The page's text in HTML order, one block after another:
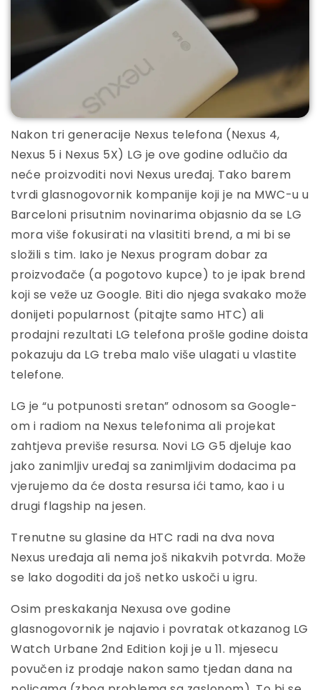
Nakon tri generacije Nexus telefona (Nexus 4,
Nexus 5 i Nexus 5X) LG je ove godine odlučio da
neće proizvoditi novi Nexus uređaj. Tako barem
tvrdi glasnogovornik kompanije koji je na MWC-u u
Barceloni prisutnim novinarima objasnio da se LG
mora više fokusirati na vlasititi brend, a mi bi se
složili s tim. Iako je Nexus program dobar za
proizvođače (a pogotovo kupce) to je ipak brend
koji se veže uz Google. Biti dio njega svakako može
donijeti popularnost (pitajte samo HTC) ali
prodajni rezultati LG telefona prošle godine doista
pokazuju da LG treba malo više ulagati u vlastite
telefone.
LG je “u potpunosti sretan” odnosom sa Google-
om i radiom na Nexus telefonima ali projekat
zahtjeva previše resursa. Novi LG G5 djeluje kao
jako zanimljiv uređaj sa zanimljivim dodacima pa
vjerujemo da će dosta resursa ići tamo, kao i u
drugi flagship na jesen.
Trenutne su glasine da HTC radi na dva nova
Nexus uređaja ali nema još nikakvih potvrda. Može
se lako dogoditi da još netko uskoči u igru.
Osim preskakanja Nexusa ove godine
glasnogovornik je najavio i povratak otkazanog LG
Watch Urbane 2nd Edition koji je u 11. mjesecu
povučen iz prodaje nakon samo tjedan dana na